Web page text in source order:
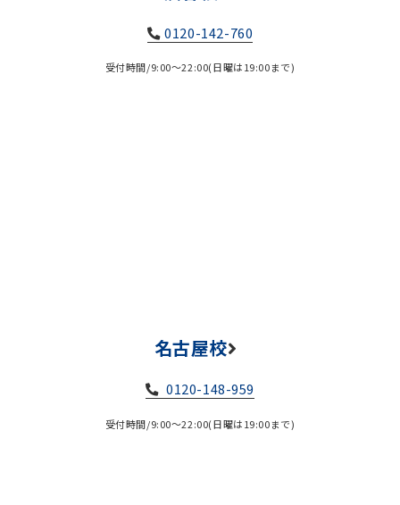
0120-142-760
受付時間/9:00～22:00(日曜は19:00まで)
名古屋校
0120-148-959
受付時間/9:00～22:00(日曜は19:00まで)